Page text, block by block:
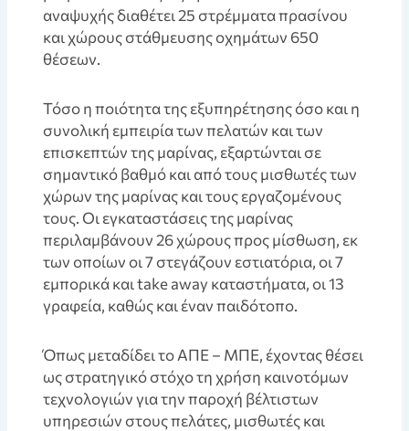
αναψυχής διαθέτει 25 στρέμματα πρασίνου
και χώρους στάθμευσης οχημάτων 650
θέσεων.
Τόσο η ποιότητα της εξυπηρέτησης όσο και η
συνολική εμπειρία των πελατών και των
επισκεπτών της μαρίνας, εξαρτώνται σε
σημαντικό βαθμό και από τους μισθωτές των
χώρων της μαρίνας και τους εργαζομένους
τους. Οι εγκαταστάσεις της μαρίνας
περιλαμβάνουν 26 χώρους προς μίσθωση, εκ
των οποίων οι 7 στεγάζουν εστιατόρια, οι 7
εμπορικά και take away καταστήματα, οι 13
γραφεία, καθώς και έναν παιδότοπο.
Όπως μεταδίδει το ΑΠΕ – ΜΠΕ, έχοντας θέσει
ως στρατηγικό στόχο τη χρήση καινοτόμων
τεχνολογιών για την παροχή βέλτιστων
υπηρεσιών στους πελάτες, μισθωτές και